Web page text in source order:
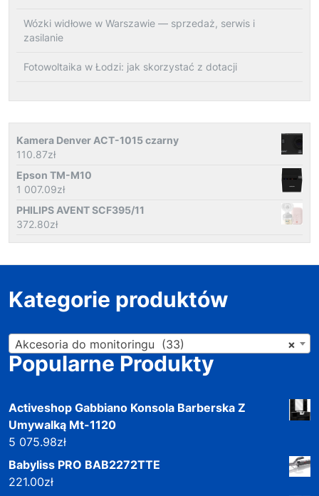
Wózki widłowe w Warszawie — sprzedaż, serwis i
zasilanie
Fotowoltaika w Łodzi: jak skorzystać z dotacji
Kamera Denver ACT-1015 czarny
110.87zł
Epson TM-M10
1 007.09zł
PHILIPS AVENT SCF395/11
372.80zł
Kategorie produktów
×
Akcesoria do monitoringu (33)
Popularne Produkty
Activeshop Gabbiano Konsola Barberska Z
Umywalką Mt-1120
5 075.98zł
Babyliss PRO BAB2272TTE
221.00zł